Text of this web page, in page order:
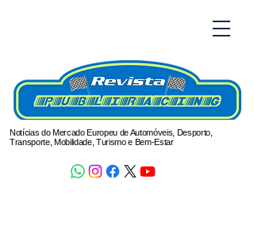
Notícias do Mercado Europeu de Automóveis, Desporto,
Transporte, Mobilidade, Turismo e Bem-Estar